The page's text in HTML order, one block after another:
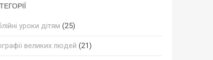
уроки дітям (25)
великих людей (21)